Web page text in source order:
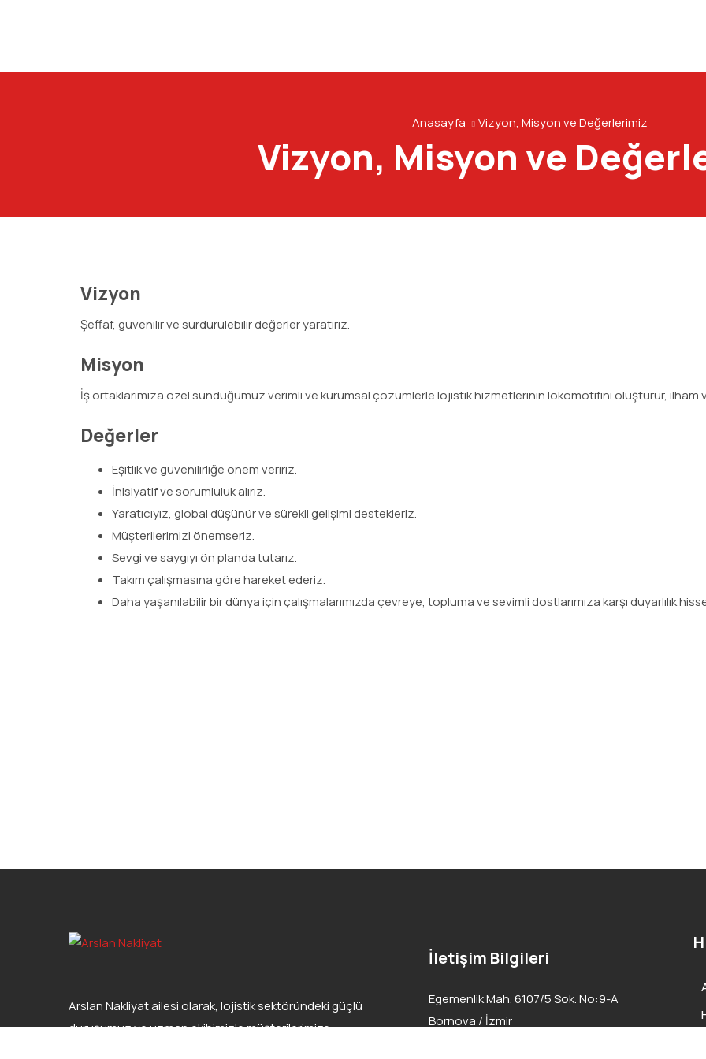
Anasayfa Vizyon, Misyon ve Değerlerimiz
Vizyon, Misyon ve
Vizyon
Şeffaf, güvenilir ve sürdürülebilir değerler yaratırız.
Misyon
İş ortaklarımıza özel sunduğumuz verimli ve kurumsal çözümlerle lojistik hizmetlerinin lokomotifini oluşturur, ilham
Değerler
Eşitlik ve güvenilirliğe önem veririz.
İnisiyatif ve sorumluluk alırız.
Yaratıcıyız, global düşünür ve sürekli gelişimi destekleriz.
Müşterilerimizi önemseriz.
Sevgi ve saygıyı ön planda tutarız.
Takım çalışmasına göre hareket ederiz.
Daha yaşanılabilir bir dünya için çalışmalarımızda çevreye, topluma ve sevimli dostlarımıza karşı duyarlılık
Arslan Nakliyat ailesi olarak, lojistik sektöründeki güçlü
duruşumuz ve uzman ekibimizle müşterilerimize
İletişim Bilgileri
Egemenlik Mah. 6107/5 Sok. No:9-A
Bornova / İzmir